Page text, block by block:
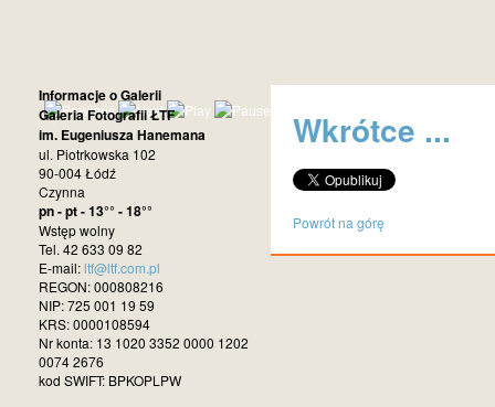
Wkrótce ...
Powrót na górę
Informacje o Galerii
Galeria Fotografii ŁTF
im. Eugeniusza Hanemana
ul. Piotrkowska 102
90-004 Łódź
Czynna
pn - pt - 13°° - 18°°
Wstęp wolny
Tel. 42 633 09 82
E-mail:ltf@ltf.com.pl
REGON: 000808216
NIP: 725 001 19 59
KRS: 0000108594
Nr konta: 13 1020 3352 0000 1202
0074 2676
kod SWIFT: BPKOPLPW